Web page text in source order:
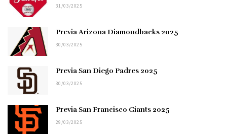
31/03/2025
Previa Arizona Diamondbacks 2025
30/03/2025
Previa San Diego Padres 2025
30/03/2025
Previa San Francisco Giants 2025
29/03/2025